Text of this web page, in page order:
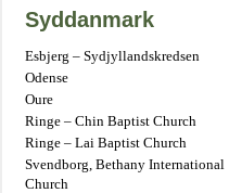
Syddanmark
Esbjerg – Sydjyllandskredsen
Odense
Oure
Ringe – Chin Baptist Church
Ringe – Lai Baptist Church
Svendborg, Bethany International
Church